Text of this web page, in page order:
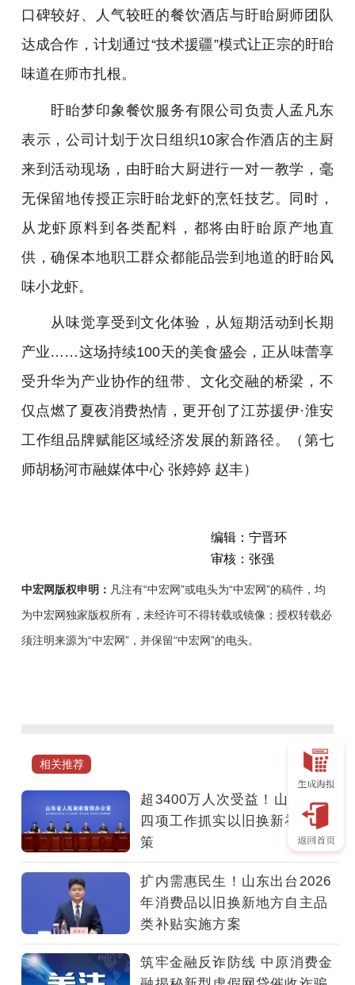
口碑较好、人气较旺的餐饮酒店与盱眙厨师团队
达成合作，计划通过“技术援疆”模式让正宗的盱眙
味道在师市扎根。
盱眙梦印象餐饮服务有限公司负责人孟凡东
表示，公司计划于次日组织10家合作酒店的主厨
来到活动现场，由盱眙大厨进行一对一教学，毫
无保留地传授正宗盱眙龙虾的烹饪技艺。同时，
从龙虾原料到各类配料，都将由盱眙原产地直
供，确保本地职工群众都能品尝到地道的盱眙风
味小龙虾。
从味觉享受到文化体验，从短期活动到长期
产业……这场持续100天的美食盛会，正从味蕾享
受升华为产业协作的纽带、文化交融的桥梁，不
仅点燃了夏夜消费热情，更开创了江苏援伊·淮安
工作组品牌赋能区域经济发展的新路径。（第七
师胡杨河市融媒体中心 张婷婷 赵丰）
编辑：宁晋环
审核：张强
中宏网版权申明： 凡注有“中宏网”或电头为“中宏网”的稿件，均
为中宏网独家版权所有，未经许可不得转载或镜像；授权转载必
须注明来源为“中宏网”，并保留“中宏网”的电头。
日，
师
杨
河
市
消
费
季
相关推荐
超3400万人次受益！山东部署
四项工作抓实以旧换新补贴政
策
扩内需惠民生！山东出台2026
年消费品以旧换新地方自主品
类补贴实施方案
筑牢金融反诈防线 中原消费金